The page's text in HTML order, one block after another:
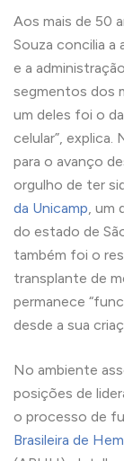
Aos mais de 50
Souza concilia a
e a
segmentos dos
um deles foi o
celular”,
para o avanço
orgulho de ter
da Unicamp, um
do estado de
também foi o
transplante de
permanece
desde a sua
No ambiente
posições de
o processo de
Brasileira de